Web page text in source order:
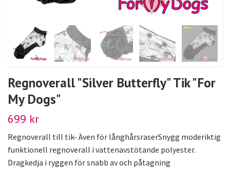
Regnoverall "Silver Butterfly" Tik "For
My Dogs"
699 kr
Regnoverall till tik- Även för långhårsraserSnygg moderiktig
funktionell regnoverall i vattenavstötande polyester.
Dragkedja i ryggen för snabb av och påtagning